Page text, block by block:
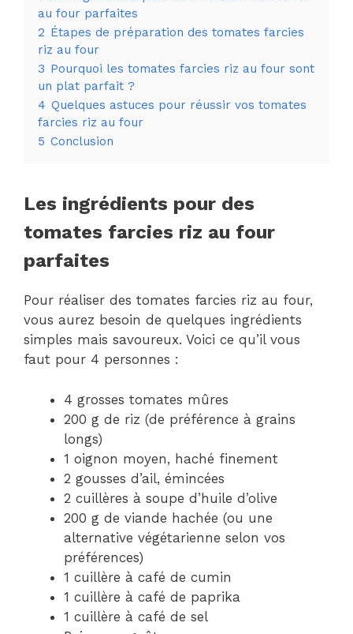
au four parfaites
2 Étapes de préparation des tomates farcies
riz au four
3 Pourquoi les tomates farcies riz au four sont
un plat parfait ?
4 Quelques astuces pour réussir vos tomates
farcies riz au four
5 Conclusion
Les ingrédients pour des
tomates farcies riz au four
parfaites
Pour réaliser des tomates farcies riz au four,
vous aurez besoin de quelques ingrédients
simples mais savoureux. Voici ce qu’il vous
faut pour 4 personnes :
4 grosses tomates mûres
200 g de riz (de préférence à grains
longs)
1 oignon moyen, haché finement
2 gousses d’ail, émincées
2 cuillères à soupe d’huile d’olive
200 g de viande hachée (ou une
alternative végétarienne selon vos
préférences)
1 cuillère à café de cumin
1 cuillère à café de paprika
1 cuillère à café de sel